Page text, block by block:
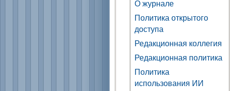
О журнале
Политика открытого
доступа
Редакционная коллегия
Редакционная политика
Политика
использования ИИ